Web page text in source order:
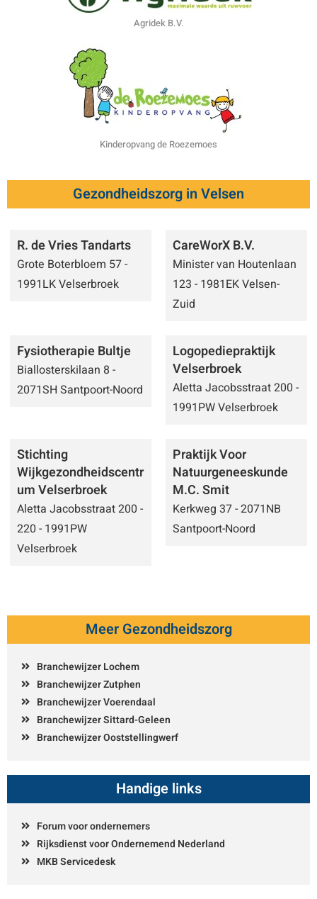
Agridek B.V.
Kinderopvang de Roezemoes
Gezondheidszorg in Velsen
R. de Vries Tandarts
Grote Boterbloem 57 -
1991LK Velserbroek
CareWorX B.V.
Minister van Houtenlaan
123 - 1981EK Velsen-
Zuid
Fysiotherapie Bultje
Biallosterskilaan 8 -
2071SH Santpoort-Noord
Logopediepraktijk
Velserbroek
Aletta Jacobsstraat 200 -
1991PW Velserbroek
Stichting
Wijkgezondheidscentr
um Velserbroek
Aletta Jacobsstraat 200 -
220 - 1991PW
Velserbroek
Praktijk Voor
Natuurgeneeskunde
M.C. Smit
Kerkweg 37 - 2071NB
Santpoort-Noord
Meer Gezondheidszorg
Branchewijzer Lochem
Branchewijzer Zutphen
Branchewijzer Voerendaal
Branchewijzer Sittard-Geleen
Branchewijzer Ooststellingwerf
Handige links
Forum voor ondernemers
Rijksdienst voor Ondernemend Nederland
MKB Servicedesk